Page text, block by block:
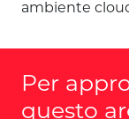
ambiente
Per
questo